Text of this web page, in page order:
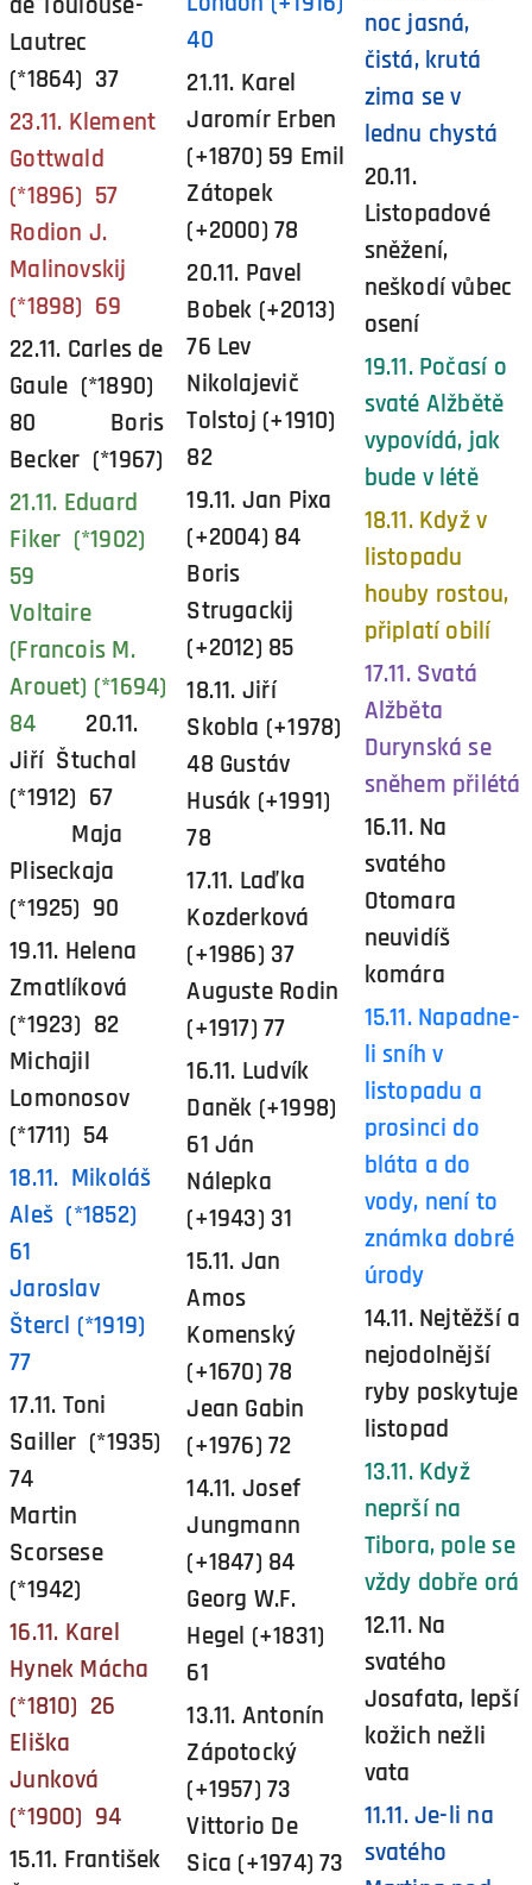
Lautrec
(*1864) 37
23.11. Klement
Gottwald
(*1896) 57
Rodion J.
Malinovskij
(*1898) 69
22.11. Carles de
Gaule (*1890)
80 Boris
Becker (*1967)
21.11. Eduard
Fiker (*1902)
59
Voltaire
(Francois M.
Arouet) (*1694)
84
20.11.
Jiří Štuchal
(*1912) 67
Maja
Pliseckaja
(*1925) 90
19.11. Helena
Zmatlíková
(*1923) 82
Michajil
Lomonosov
(*1711) 54
18.11. Mikoláš
Aleš (*1852)
61
Jaroslav
Štercl (*1919)
77
17.11. Toni
Sailler (*1935)
74
Martin
Scorsese
(*1942)
16.11. Karel
Hynek Mácha
(*1810) 26
Eliška
Junková
(*1900) 94
15.11. František
40
21.11. Karel
Jaromír Erben
(+1870) 59 Emil
Zátopek
(+2000) 78
20.11. Pavel
Bobek (+2013)
76 Lev
Nikolajevič
Tolstoj (+1910)
82
19.11. Jan Pixa
(+2004) 84
Boris
Strugackij
(+2012) 85
18.11. Jiří
Skobla (+1978)
48 Gustáv
Husák (+1991)
78
17.11. Laďka
Kozderková
(+1986) 37
Auguste Rodin
(+1917) 77
16.11. Ludvík
Daněk (+1998)
61 Ján
Nálepka
(+1943) 31
15.11. Jan
Amos
Komenský
(+1670) 78
Jean Gabin
(+1976) 72
14.11. Josef
Jungmann
(+1847) 84
Georg W.F.
Hegel (+1831)
61
13.11. Antonín
Zápotocký
(+1957) 73
Vittorio De
Sica (+1974) 73
noc jasná,
čistá, krutá
zima se v
lednu chystá
20.11.
Listopadové
sněžení,
neškodí vůbec
osení
19.11. Počasí o
svaté Alžbětě
vypovídá, jak
bude v létě
18.11. Když v
listopadu
houby rostou,
připlatí obilí
17.11. Svatá
Alžběta
Durynská se
sněhem přilétá
16.11. Na
svatého
Otomara
neuvidíš
komára
15.11. Napadne-
li sníh v
listopadu a
prosinci do
bláta a do
vody, není to
známka dobré
úrody
14.11. Nejtěžší a
nejodolnější
ryby poskytuje
listopad
13.11. Když
neprší na
Tibora, pole se
vždy dobře orá
12.11. Na
svatého
Josafata, lepší
kožich nežli
vata
11.11. Je-li na
svatého